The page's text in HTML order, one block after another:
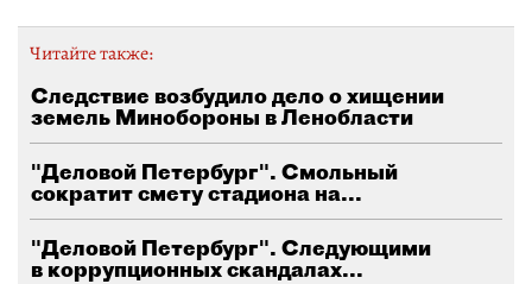
Читайте также:
Следствие возбудило дело о хищении
земель Минобороны в Ленобласти
"Деловой Петербург". Смольный
сократит смету стадиона на...
"Деловой Петербург". Следующими
в коррупционных скандалах...